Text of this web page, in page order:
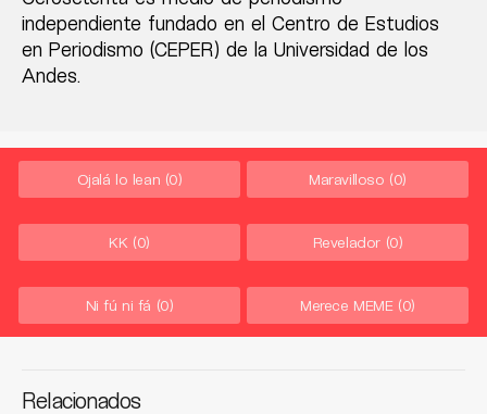
independiente fundado en el Centro de Estudios
en Periodismo (CEPER) de la Universidad de los
Andes.
Ojalá lo lean (0) Maravilloso (0)
KK (0) Revelador (0)
Ni fú ni fá (0) Merece MEME (0)
Relacionados